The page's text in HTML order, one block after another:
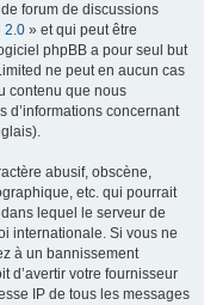
forum de discussions
2.0 » et qui peut être
phpBB a pour seul but
ne peut en aucun cas
contenu que nous
d’informations concernant
abusif, obscène,
etc. qui pourrait
lequel le serveur de
internationale. Si vous ne
à un bannissement
d’avertir votre fournisseur
IP de tous les messages